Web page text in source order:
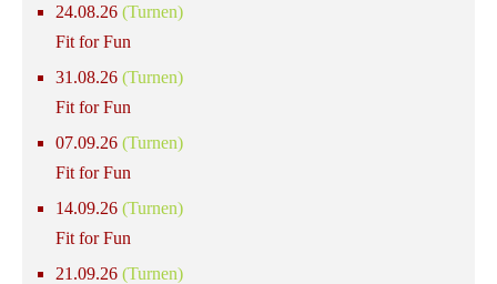
24.08.26 (Turnen)
Fit for Fun
31.08.26 (Turnen)
Fit for Fun
07.09.26 (Turnen)
Fit for Fun
14.09.26 (Turnen)
Fit for Fun
21.09.26 (Turnen)